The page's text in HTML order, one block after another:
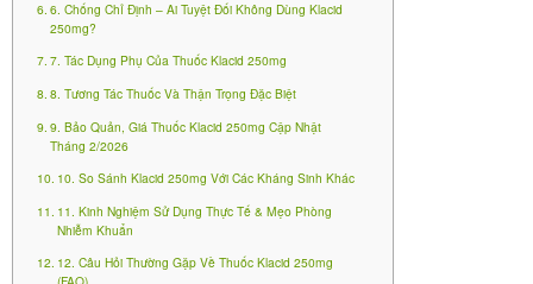
Việt Nam 2026, hậu quả kháng thuốc, vai trò
macrolide so với beta-lactam, tầm quan trọng dùng
đúng liều)
2. Klacid 250mg Là Thuốc Gì? Thành Phần
– Dạng Bào Chế – Nhà Sản Xuất
Klacid 250mg
kháng sinh thuộc nhóm macrolide 14C bán tổng hợp.
6. Chống Chỉ Định – Ai Tuyệt Đối Không Dùng Klacid
250mg?
7. Tác Dụng Phụ Của Thuốc Klacid 250mg
8. Tương Tác Thuốc Và Thận Trọng Đặc Biệt
9. Bảo Quản, Giá Thuốc Klacid 250mg Cập Nhật
Tháng 2/2026
10. So Sánh Klacid 250mg Với Các Kháng Sinh Khác
11. Kinh Nghiệm Sử Dụng Thực Tế & Mẹo Phòng
Nhiễm Khuẩn
12. Câu Hỏi Thường Gặp Về Thuốc Klacid 250mg